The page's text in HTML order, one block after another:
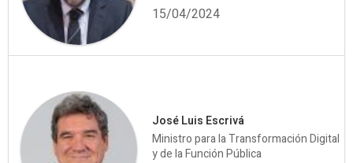
15/04/2024
José Luis Escrivá
Ministro para la Transformación Digital
y de la Función Pública